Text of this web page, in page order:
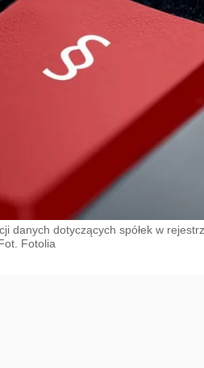
danych dotyczących spółek w
Fotolia